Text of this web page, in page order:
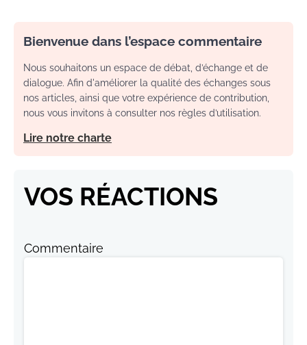
Bienvenue dans l’espace commentaire
Nous souhaitons un espace de débat, d’échange et de
dialogue. Afin d'améliorer la qualité des échanges sous
nos articles, ainsi que votre expérience de contribution,
nous vous invitons à consulter nos règles d’utilisation.
Lire notre charte
VOS RÉACTIONS
Commentaire